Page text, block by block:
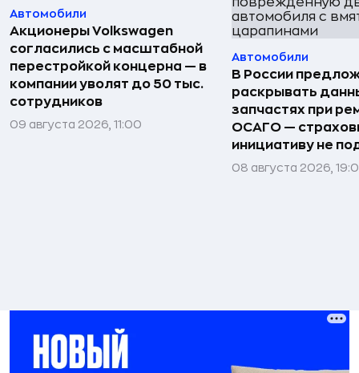
Автомобили
Акционеры Volkswagen
согласились с масштабной
перестройкой концерна — в
компании уволят до 50 тыс.
сотрудников
09 августа 2026, 11:00
Автомобили
В России
раскрывать
запчастях при
ОСАГО —
инициативу не
08 августа 2026,